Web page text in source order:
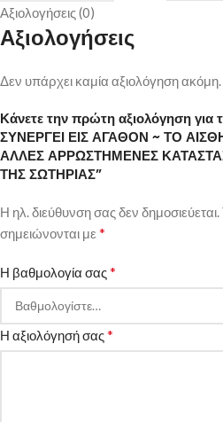
Αξιολογήσεις (0)
Αξιολογήσεις
Δεν υπάρχει καμία αξιολόγηση ακόμη.
Κάνετε την πρώτη αξιολόγηση
ΣΥΝΕΡΓΕΙ ΕΙΣ ΑΓΑΘΟΝ ~ ΤΟ
ΑΛΛΕΣ ΑΡΡΩΣΤΗΜΕΝΕΣ
ΤΗΣ ΣΩΤΗΡΙΑΣ”
Η ηλ. διεύθυνση σας δεν δημοσιεύεται.
σημειώνονται με *
Η βαθμολογία σας*
Η αξιολόγησή σας*